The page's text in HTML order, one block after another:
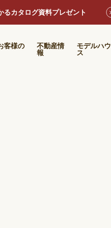
カタログ資料プレゼント
客様の 不動産情
報
モデルハウ
ス